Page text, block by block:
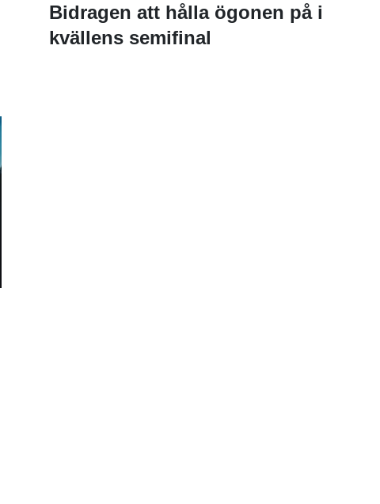
Bidragen att hålla ögonen på i
kvällens semifinal